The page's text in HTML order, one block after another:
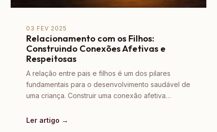
03 FEV 2025
Relacionamento com os Filhos:
Construindo Conexões Afetivas e
Respeitosas
A relação entre pais e filhos é um dos pilares
fundamentais para o desenvolvimento saudável de
uma criança. Construir uma conexão afetiva…
Ler artigo →